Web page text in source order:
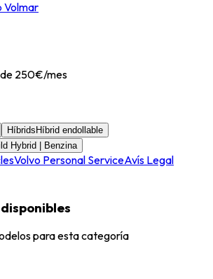
Volmar
de 250€/mes
Híbrids Híbrid endollable
Hybrid | Benzina
Volvo Personal ServiceAvís Legal
para esta categoría